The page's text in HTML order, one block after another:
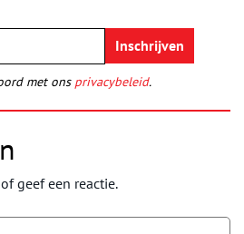
met ons privacybeleid.
geef een reactie.